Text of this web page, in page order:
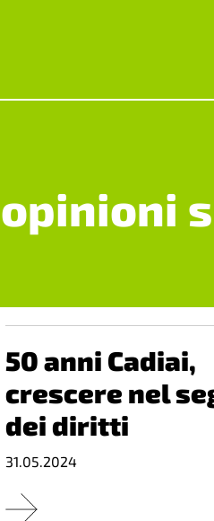
50 anni Cadiai,
crescere nel
dei diritti
31.05.2024